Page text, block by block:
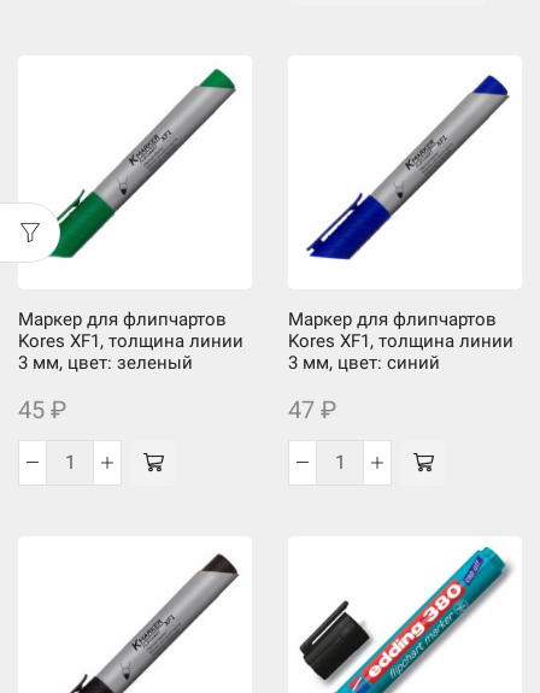
Маркер для флипчартов
Kores XF1, толщина линии
3 мм, цвет: зеленый
45 ₽
Количество
флипчартов
толщина
Маркер для флипчартов
Kores XF1, толщина линии
3 мм, цвет: синий
47 ₽
Количество
флипчартов
Kores
XF1,
толщина